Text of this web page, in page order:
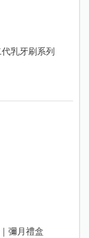
乳牙刷系列
彌月禮盒